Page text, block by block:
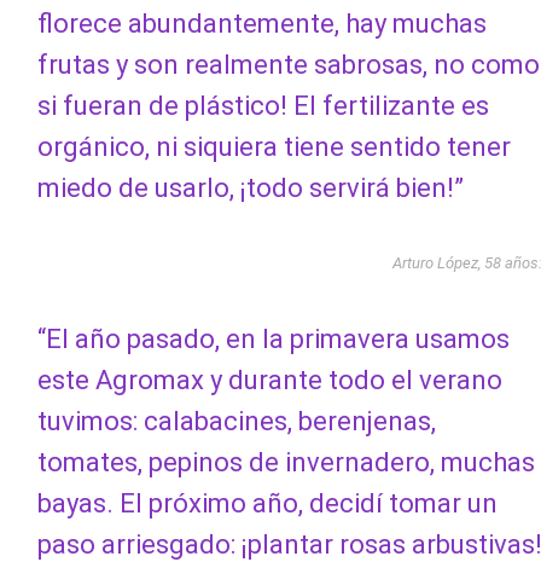
florece abundantemente, hay muchas
frutas y son realmente sabrosas, no como
si fueran de plástico! El fertilizante es
orgánico, ni siquiera tiene sentido tener
miedo de usarlo, ¡todo servirá bien!”
Arturo López, 58 años:
“El año pasado, en la primavera usamos
este Agromax y durante todo el verano
tuvimos: calabacines, berenjenas,
tomates, pepinos de invernadero, muchas
bayas. El próximo año, decidí tomar un
paso arriesgado: ¡plantar rosas arbustivas!